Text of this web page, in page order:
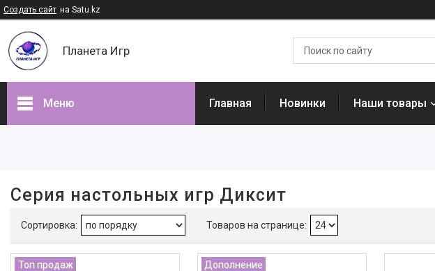
Создать сайт на Satu.kz
Планета Игр
Меню
В наличии
Да 2
Производитель
Главная Новинки Наши товары
Серия настольных игр Диксит
Топ продаж Дополнение